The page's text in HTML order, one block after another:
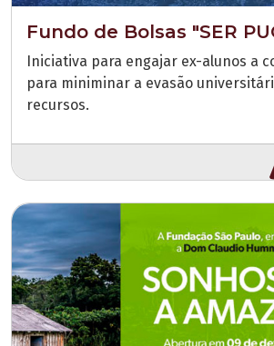
Fundo de Bolsas "SER
Iniciativa para engajar ex-alunos a
para miniminar a evasão
recursos.